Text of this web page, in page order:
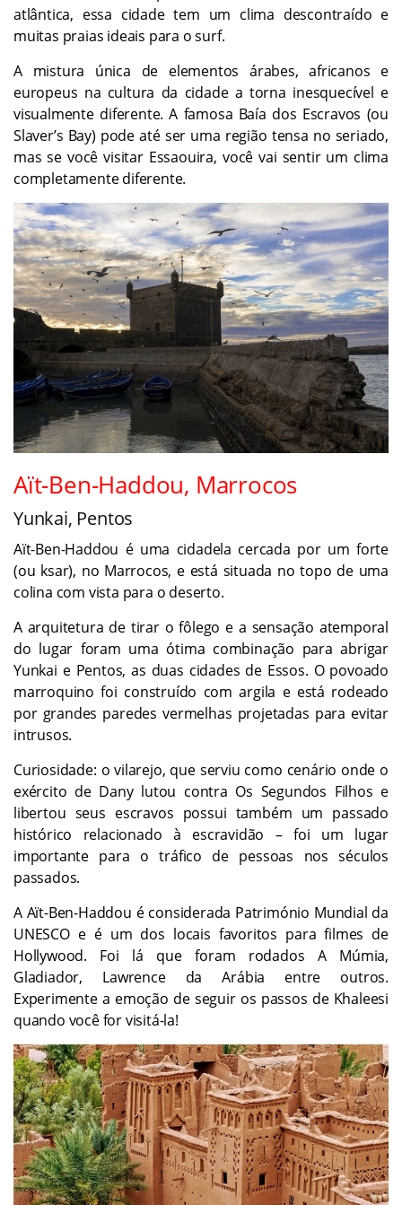
atlântica, essa cidade tem um clima descontraído e
muitas praias ideais para o surf.
A mistura única de elementos árabes, africanos e
europeus na cultura da cidade a torna inesquecível e
visualmente diferente. A famosa Baía dos Escravos (ou
Slaver’s Bay) pode até ser uma região tensa no seriado,
mas se você visitar Essaouira, você vai sentir um clima
completamente diferente.
Aït-Ben-Haddou, Marrocos
Yunkai, Pentos
Aït-Ben-Haddou é uma cidadela cercada por um forte
(ou ksar), no Marrocos, e está situada no topo de uma
colina com vista para o deserto.
A arquitetura de tirar o fôlego e a sensação atemporal
do lugar foram uma ótima combinação para abrigar
Yunkai e Pentos, as duas cidades de Essos. O povoado
marroquino foi construído com argila e está rodeado
por grandes paredes vermelhas projetadas para evitar
intrusos.
Curiosidade: o vilarejo, que serviu como cenário onde o
exército de Dany lutou contra Os Segundos Filhos e
libertou seus escravos possui também um passado
histórico relacionado à escravidão – foi um lugar
importante para o tráfico de pessoas nos séculos
passados.
A Aït-Ben-Haddou é considerada Património Mundial da
UNESCO e é um dos locais favoritos para filmes de
Hollywood. Foi lá que foram rodados A Múmia,
Gladiador, Lawrence da Arábia entre outros.
Experimente a emoção de seguir os passos de Khaleesi
quando você for visitá-la!